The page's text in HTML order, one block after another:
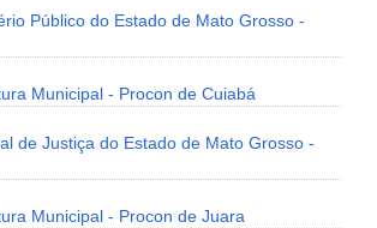
Público do Estado de Mato Grosso -
Municipal - Procon de Cuiabá
de Justiça do Estado de Mato Grosso -
Municipal - Procon de Juara